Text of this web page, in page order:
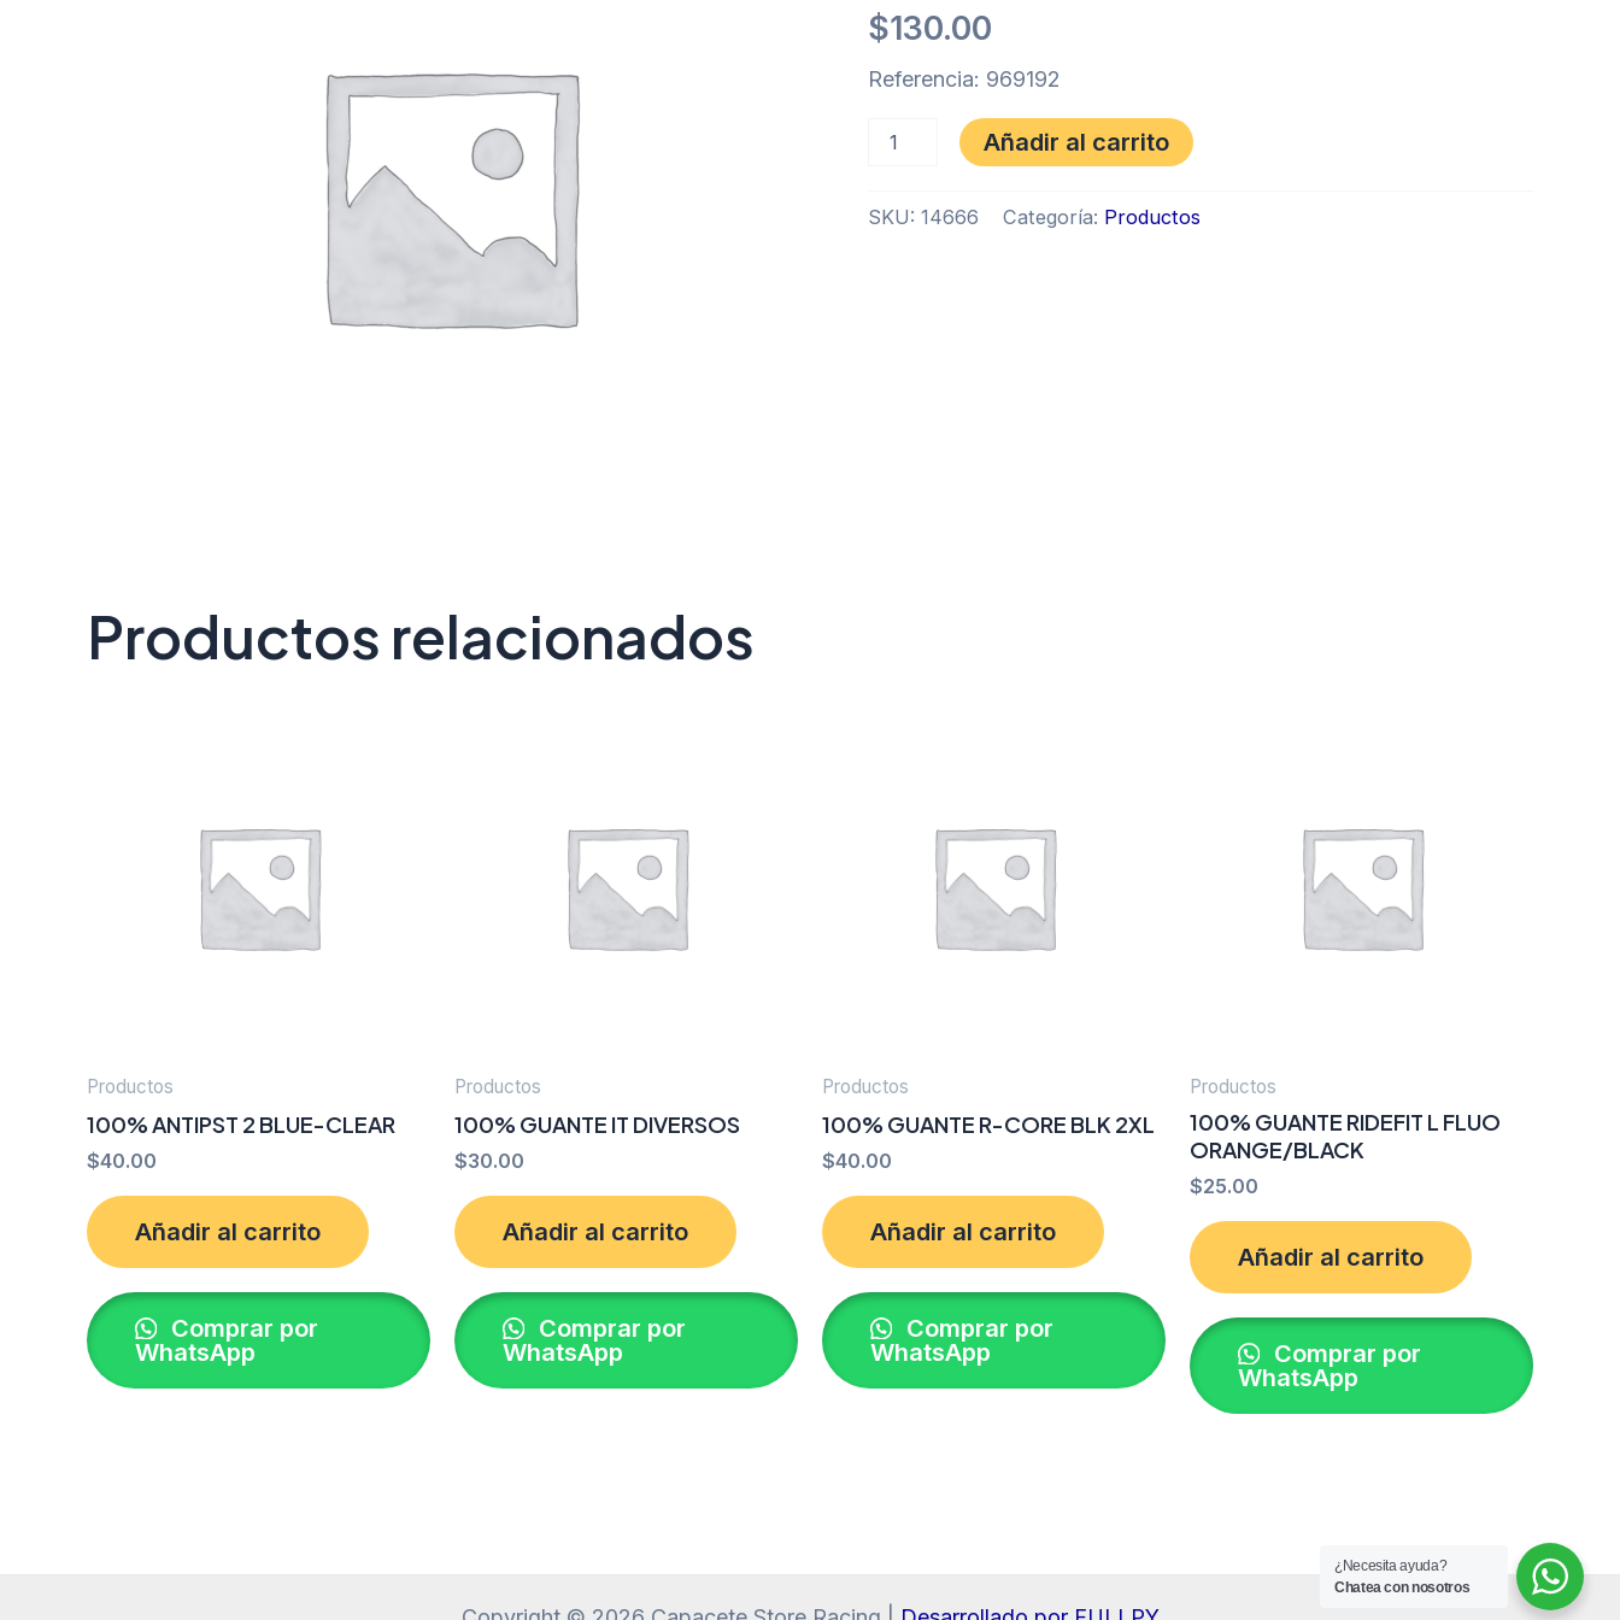
$130.00
Referencia: 969192
VERMELHO
cantidad
Añadir al carrito
SKU: 14666 Categoría: Productos
Productos relacionados
Productos
100% ANTIPST 2 BLUE-CLEAR
$40.00
Añadir al carrito
Comprar por
WhatsApp
Productos
100% GUANTE IT DIVERSOS
$30.00
Añadir al carrito
Comprar por
WhatsApp
Productos
100% GUANTE R-CORE BLK 2XL
$40.00
Añadir al carrito
Comprar por
WhatsApp
Productos
100% GUANTE RIDEFIT L FLUO
ORANGE/BLACK
$25.00
Añadir al carrito
Comprar por
WhatsApp
¿Necesita ayuda?
Chatea con nosotros